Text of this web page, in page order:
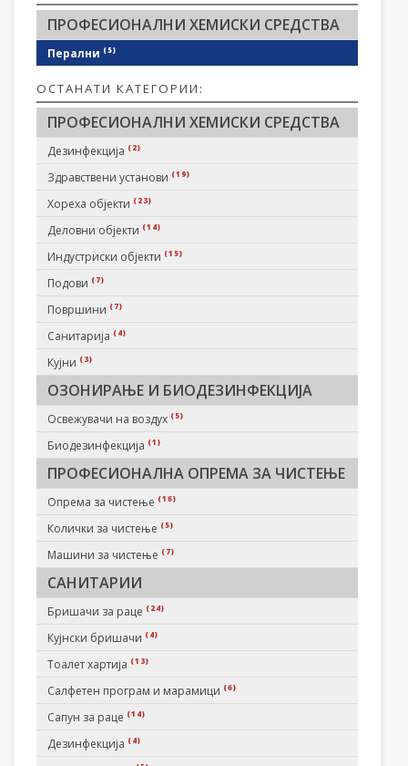
ПРОФЕСИОНАЛНИ ХЕМИСКИ СРЕДСТВА
Перални (5)
ОСТАНАТИ КАТЕГОРИИ:
ПРОФЕСИОНАЛНИ ХЕМИСКИ СРЕДСТВА
Дезинфекција (2)
Здравствени установи (19)
Хореха објекти (23)
Деловни објекти (14)
Индустриски објекти (15)
Подови (7)
Површини (7)
Санитарија (4)
Кујни (3)
ОЗОНИРАЊЕ И БИОДЕЗИНФЕКЦИЈА
Освежувачи на воздух (5)
Биодезинфекција (1)
ПРОФЕСИОНАЛНА ОПРЕМА ЗА ЧИСТЕЊЕ
Опрема за чистење (16)
Колички за чистење (5)
Машини за чистење (7)
САНИТАРИИ
Бришачи за раце (24)
Кујнски бришачи (4)
Тоалет хартија (13)
Салфетен програм и марамици (6)
Сапун за раце (14)
Дезинфекција (4)